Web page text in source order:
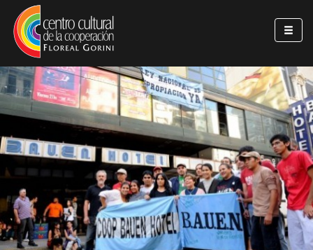
Pasar al contenido principal
Jump to main content